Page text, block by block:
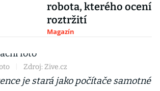
robota, kterého ocení
roztržití
Magazín
Zdroj: Zive.cz
je stará jako počítače samotné